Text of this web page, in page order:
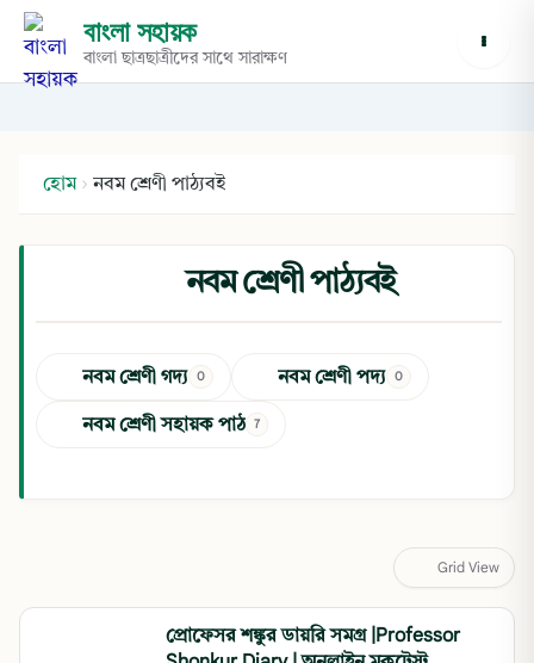
বাংলা সহায়ক
বাংলা ছাত্রছাত্রীদের সাথে সারাক্ষণ
হোম › নবম শ্রেণী পাঠ্যবই
নবম শ্রেণী পাঠ্যবই
নবম শ্রেণী গদ্য 0 নবম শ্রেণী পদ্য 0
নবম শ্রেণী সহায়ক পাঠ 7
Grid View
প্রোফেসর শঙ্কুর ডায়রি সমগ্র |Professor